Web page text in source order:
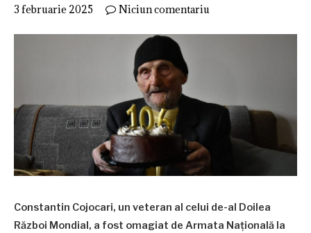
3 februarie 2025 Niciun comentariu
Constantin Cojocari, un veteran al celui de-al Doilea
Război Mondial, a fost omagiat de Armata Națională la